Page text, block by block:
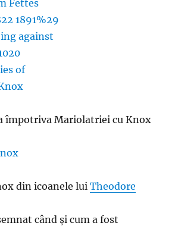
împotriva Mariolatriei cu Knox
din icoanele luiTheodore
când și cum a fost